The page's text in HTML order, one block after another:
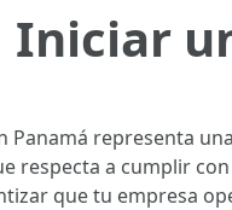
Iniciar
representa
respecta a cumplir
que tu empresa